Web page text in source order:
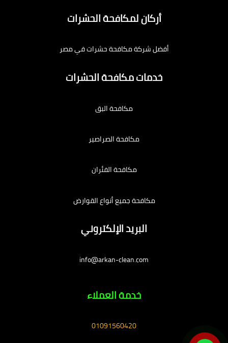
أركان لمكافحة الحشرات
أفضل شركة مكافحة حشرات في مصر
خدمات مكافحة الحشرات
مكافحة البق
مكافحة الصراصير
مكافحة الفئران
مكافحة جميع أنواع القوارض
البريد الإلكتروني
info@arkan-clean.com
خدمة العملاء
01091560420